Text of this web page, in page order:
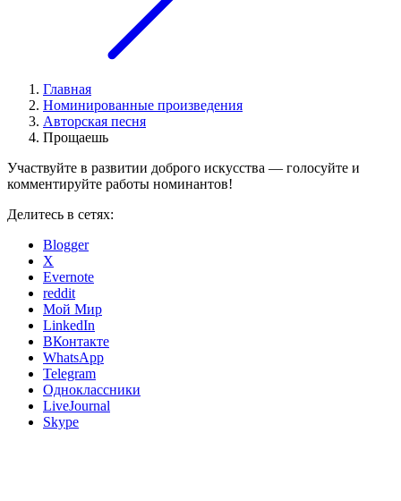
Главная
Номинированные произведения
Авторская песня
Прощаешь
Участвуйте в развитии доброго искусства — голосуйте и
комментируйте работы номинантов!
Делитесь в сетях:
Blogger
X
Evernote
reddit
Мой Мир
LinkedIn
ВКонтакте
WhatsApp
Telegram
Одноклассники
LiveJournal
Skype